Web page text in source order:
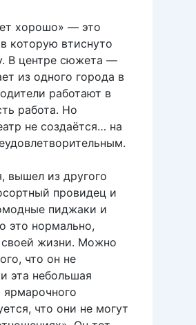
хорошо» — это
которую втиснуто
В центре сюжета —
из одного города в
работают в
работа. Но
не создаётся… на
вышел из другого
провидец и
пиджаки и
это нормально,
своей жизни. Можно
что он не
эта небольшая
ярмарочного
что они не могут